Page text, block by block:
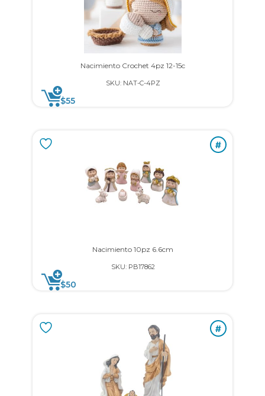
Nacimiento Crochet 4pz 12-15c
SKU: NAT-C-4PZ
$55
#
Nacimiento 10pz 6.6cm
SKU: PB17862
$50
#